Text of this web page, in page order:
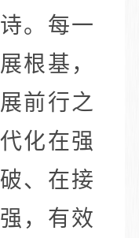
。每一
根基，
前行之
化在强
、在接
，有效